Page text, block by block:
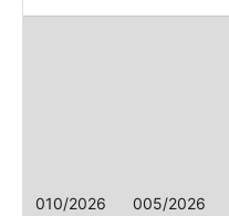
010/2026 005/2026